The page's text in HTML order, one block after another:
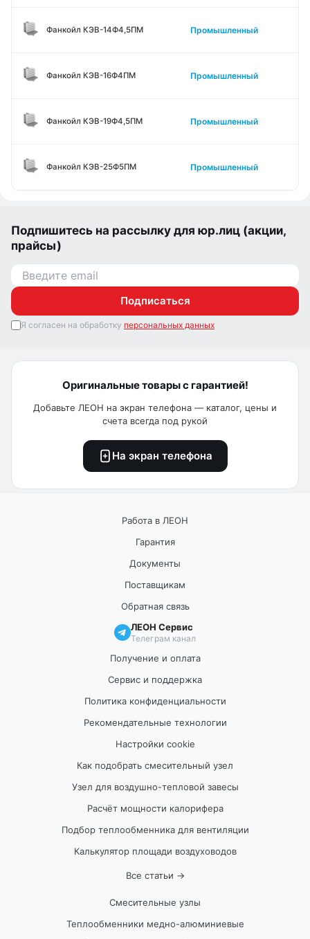
Фанкойл КЭВ-14Ф4,5ПМ Промышленный
Фанкойл КЭВ-16Ф4ПМ Промышленный
Фанкойл КЭВ-19Ф4,5ПМ Промышленный
Фанкойл КЭВ-25Ф5ПМ Промышленный
Подпишитесь на рассылку для юр.лиц (акции,
прайсы)
Подписаться
Я согласен на обработку персональных данных
Оригинальные товары с гарантией!
Добавьте ЛЕОН на экран телефона — каталог, цены и
счета всегда под рукой
На экран телефона
Работа в ЛЕОН
Гарантия
Документы
Поставщикам
Обратная связь
ЛЕОН Сервис
Телеграм канал
Получение и оплата
Сервис и поддержка
Политика конфиденциальности
Рекомендательные технологии
Настройки cookie
Как подобрать смесительный узел
Узел для воздушно-тепловой завесы
Расчёт мощности калорифера
Подбор теплообменника для вентиляции
Калькулятор площади воздуховодов
Все статьи →
Смесительные узлы
Теплообменники медно-алюминиевые